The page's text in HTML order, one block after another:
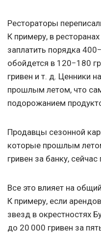
Рестораторы
К примеру, в
заплатить порядка
обойдется в 120−180
гривен и т. д. Ценники
прошлым летом, что
подорожанием
Продавцы сезонной
которые прошлым
гривен за банку,
Все это влияет на
К примеру, если
звезд в окрестностях
до 20 000 гривен за